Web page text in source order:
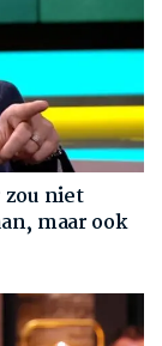
niet
maar ook